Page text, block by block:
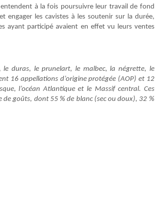
à la fois poursuivre leur travail de fond
engager les cavistes à les soutenir sur la durée,
ayant participé avaient en effet vu leurs ventes
le duras, le prunelart, le malbec, la négrette, le
16 appellations d’origine protégée (AOP) et 12
l’océan Atlantique et le Massif central. Ces
goûts, dont 55 % de blanc (sec ou doux), 32 %